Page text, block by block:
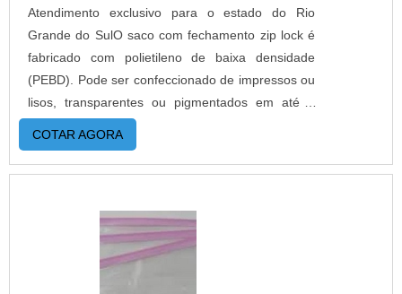
Atendimento exclusivo para o estado do Rio
Grande do SulO saco com fechamento zip lock é
fabricado com polietileno de baixa densidade
(PEBD). Pode ser confeccionado de impressos ou
lisos, transparentes ou pigmentados em até 6
cores.O produto já ganhou espaço a muito tempo
na indústria, pois poucas embalagens protegem
tanto um produto como o zip. Simples e altamente
fechamento incrível que atrai muitos empresas.O
PRODUTO OFERECE DIVERSAS
VANTAGENSMuito utilizado para guardar
COTAR AGORA